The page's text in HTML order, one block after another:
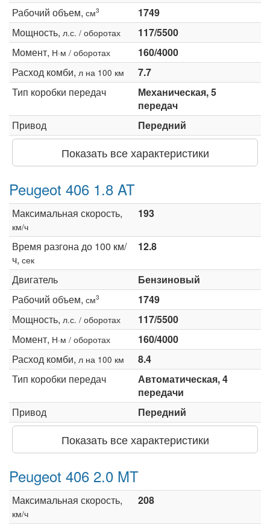
Рабочий объем, см3
1749
Мощность, л.с. / оборотах
117/5500
Момент, Н·м / оборотах
160/4000
Расход комби, л на 100 км
7.7
Тип коробки передач
Механическая, 5
передач
Привод
Передний
Показать все характеристики
Peugeot 406 1.8 AT
Максимальная скорость,
км/ч
193
Время разгона до 100 км/
ч, сек
12.8
Двигатель
Бензиновый
Рабочий объем, см3
1749
Мощность, л.с. / оборотах
117/5500
Момент, Н·м / оборотах
160/4000
Расход комби, л на 100 км
8.4
Тип коробки передач
Автоматическая, 4
передачи
Привод
Передний
Показать все характеристики
Peugeot 406 2.0 MT
Максимальная скорость,
км/ч
208